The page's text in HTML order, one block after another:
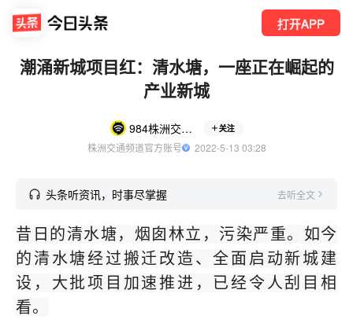
打开APP
潮涌新城项目红：清水塘，一座正在崛起的
产业新城
984株洲交通频道电台 关注
株洲交通频道官方账号
  2022-5-13 03:28
头条听资讯，时事尽掌握 去听全文
昔日的清水塘，烟囱林立，污染严重。如今
的清水塘经过搬迁改造、全面启动新城建
设，大批项目加速推进，已经令人刮目相
看。